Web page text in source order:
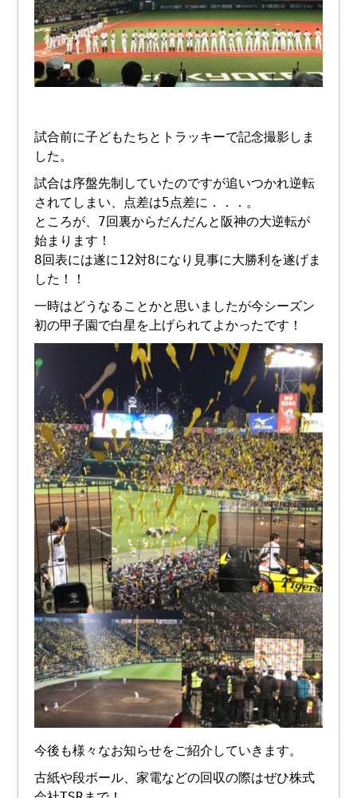
試合前に子どもたちとトラッキーで記念撮影しま
した。
試合は序盤先制していたのですが追いつかれ逆転
されてしまい、点差は5点差に．．．。
ところが、7回裏からだんだんと阪神の大逆転が
始まります！
8回表には遂に12対8になり見事に大勝利を遂げま
した！！
一時はどうなることかと思いましたが今シーズン
初の甲子園で白星を上げられてよかったです！
今後も様々なお知らせをご紹介していきます。
古紙や段ボール、家電などの回収の際はぜひ株式